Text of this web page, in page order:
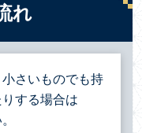
れ
さいものでも持
する場合は